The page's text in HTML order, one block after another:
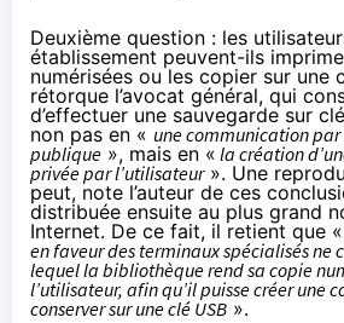
Deuxième question : les
établissement peuvent-ils
numérisées ou les copier sur une
rétorque l’avocat général, qui
d’effectuer une sauvegarde sur
non pas en « une communication
publique », mais en « la création
privée par l’utilisateur». Une
peut, note l’auteur de ces
distribuée ensuite au plus grand
Internet. De ce fait, il retient que «
en faveur des terminaux spécialisés ne
lequel la bibliothèque rend sa copie
l’utilisateur, afin qu’il puisse créer une
conserver sur une clé USB ».